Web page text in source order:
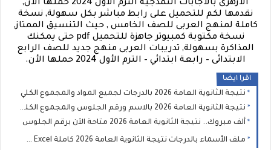
الأزهرى
بالاجابات النمذجية الترم الأول 2024 حملها الأن,
نقدمها لكم للتحميل على رابط مباشر بكل سهولة, نسخة
كاملة لمنهج العربى للصف الخامس , حيث التنسيق الممتاز,
نسخة مكتوبة كمبيوتر جاهزة للتحميل pdf حتى يمكنك
المذاكرة بسهولة, تدريبات العربى منهج جديد للصف الرابع
الابتدائى – رابعة ابتدائي – الترم الأول 2024 حملها الأن.
اقرا ايضا
نتيجة الثانوية العامة 2026 بالدرجات لجميع المواد والمجموع الكلي
نتيجة الثانوية العامة 2026 بالاسم ورقم الجلوس والمجموع الكلي والنسبة المئوية
ألف مبروك.. نتيجة الثانوية العامة 2026 متاحة الآن برقم الجلوس
ملف الأسماء بالدرجات نتيجة الثانوية العامة 2026 كاملة Excel 📊🎓